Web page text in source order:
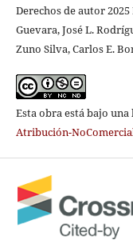
Derechos de autor
Guevara, José L.
Zuno Silva, Carlos E.
Esta obra está bajo
Atribución-